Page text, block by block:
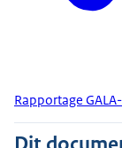
Rapportage